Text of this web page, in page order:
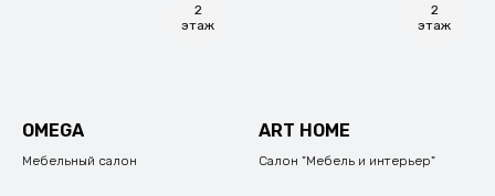
2
этаж
ОМЕGА
Мебельный салон
2
этаж
ART HOME
Салон "Мебель и интерьер"